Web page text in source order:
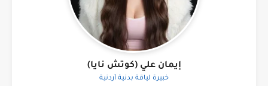
إيمان علي (كوتش نايا)
خبيرة لياقة بدنية أردنية